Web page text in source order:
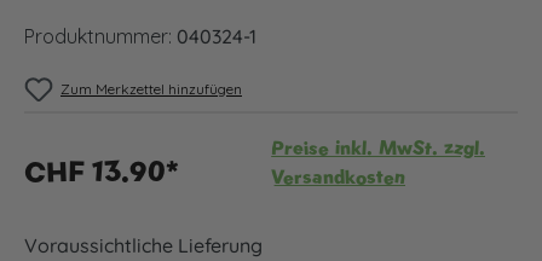
Produktnummer: 040324-1
Zum Merkzettel hinzufügen
CHF 13.90*
Preise inkl. MwSt. zzgl.
Versandkosten
Voraussichtliche Lieferung